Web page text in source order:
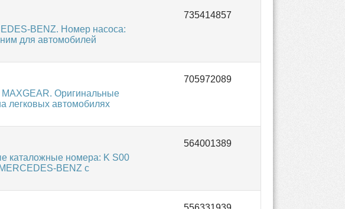
BENZ. Номер насоса:
для автомобилей
MAXGEAR. Оригинальные
легковых автомобилях
каталожные номера: K S00
BENZ с